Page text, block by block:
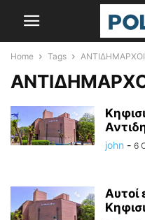
Home Tags ΑΝΤΙΔΗΜΑΡΧΟΙ
john - 6
Αυτοί